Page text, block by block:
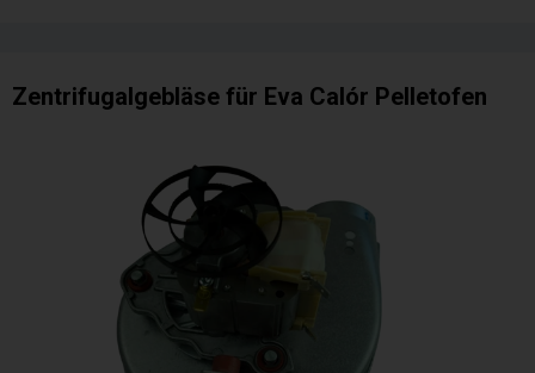
Zentrifugalgebläse für Eva Calór Pelletofen